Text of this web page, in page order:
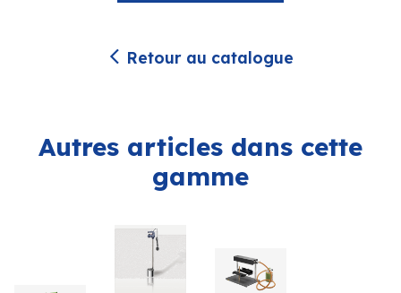
Retour au catalogue
Autres articles dans cette
gamme